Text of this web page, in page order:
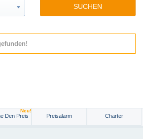
SUCHEN
Den Preis
Neu!
Preisalarm Charter